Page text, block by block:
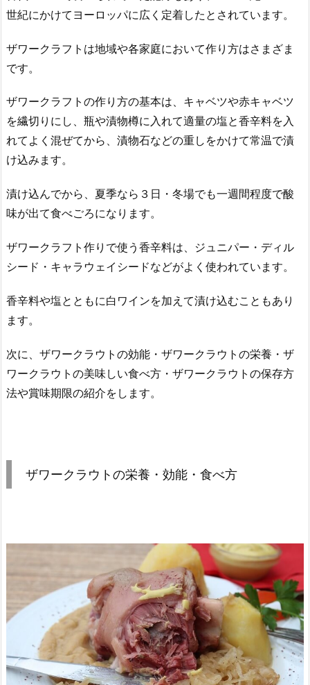
世紀にかけてヨーロッパに広く定着したとされています。
ザワークラフトは地域や各家庭において作り方はさまざま
です。
ザワークラフトの作り方の基本は、キャベツや赤キャベツ
を繊切りにし、瓶や漬物樽に入れて適量の塩と香辛料を入
れてよく混ぜてから、漬物石などの重しをかけて常温で漬
け込みます。
漬け込んでから、夏季なら３日・冬場でも一週間程度で酸
味が出て食べごろになります。
ザワークラフト作りで使う香辛料は、ジュニパー・ディル
シード・キャラウェイシードなどがよく使われています。
香辛料や塩とともに白ワインを加えて漬け込むこともあり
ます。
次に、ザワークラウトの効能・ザワークラウトの栄養・ザ
ワークラウトの美味しい食べ方・ザワークラウトの保存方
法や賞味期限の紹介をします。
ザワークラウトの栄養・効能・食べ方